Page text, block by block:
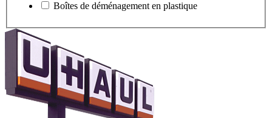
Boîtes de déménagement en plastique